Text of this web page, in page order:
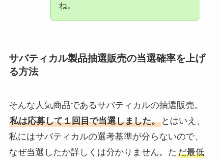
ね。
サバティカル製品抽選販売の当選確率を上げ
る方法
そんな人気商品であるサバティカルの抽選販売。
私は応募して１回目で当選しました。とはいえ、
私にはサバティカルの選考基準が分らないので、
なぜ当選したか詳しくは分かりません。ただ最低